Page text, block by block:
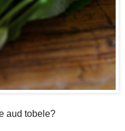
aud tobele?